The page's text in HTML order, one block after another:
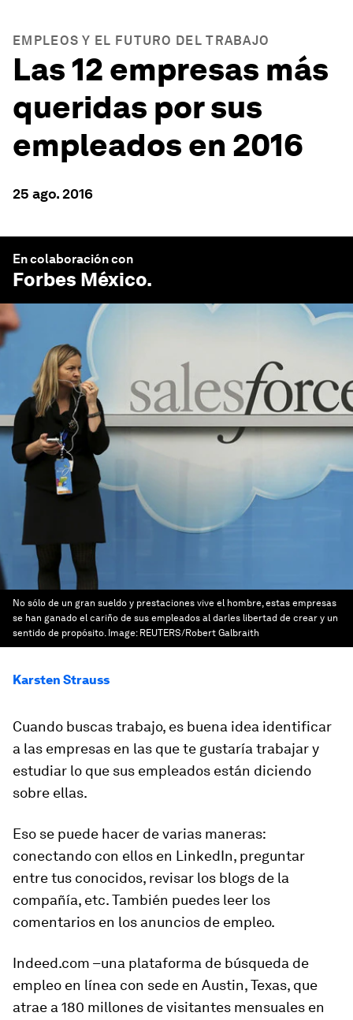
EMPLEOS Y EL FUTURO DEL TRABAJO
Las 12 empresas más
queridas por sus
empleados en 2016
25 ago. 2016
En colaboración con
Forbes México.
No sólo de un gran sueldo y prestaciones vive el hombre, estas empresas
se han ganado el cariño de sus empleados al darles libertad de crear y un
sentido de propósito. Image: REUTERS/Robert Galbraith
Karsten Strauss
Cuando buscas trabajo, es buena idea identificar
a las empresas en las que te gustaría trabajar y
estudiar lo que sus empleados están diciendo
sobre ellas.
Eso se puede hacer de varias maneras:
conectando con ellos en LinkedIn, preguntar
entre tus conocidos, revisar los blogs de la
compañía, etc. También puedes leer los
comentarios en los anuncios de empleo.
Indeed.com –una plataforma de búsqueda de
empleo en línea con sede en Austin, Texas, que
atrae a 180 millones de visitantes mensuales en